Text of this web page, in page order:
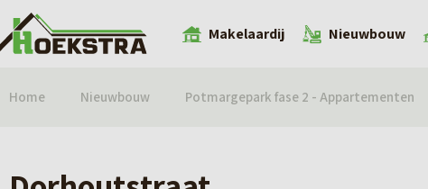
Makelaardij Nieuwbouw
Home Nieuwbouw Potmargepark fase 2 - Appartementen